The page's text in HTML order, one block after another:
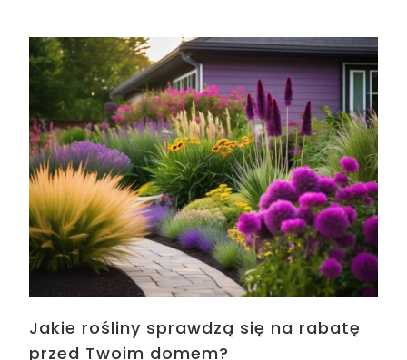
Jakie rośliny sprawdzą się na rabatę
przed Twoim domem?